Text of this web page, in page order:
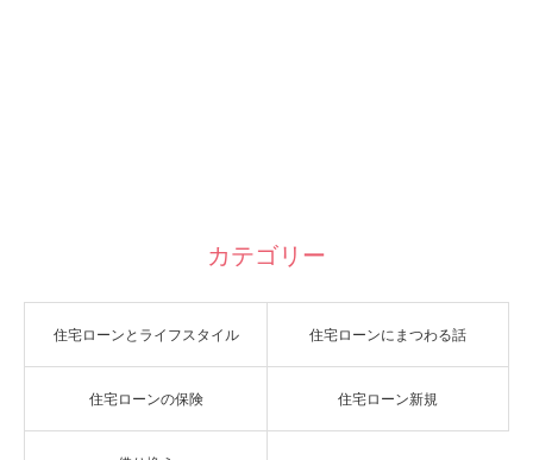
カテゴリー
住宅ローンとライフスタイル 住宅ローンにまつわる話
住宅ローンの保険 住宅ローン新規